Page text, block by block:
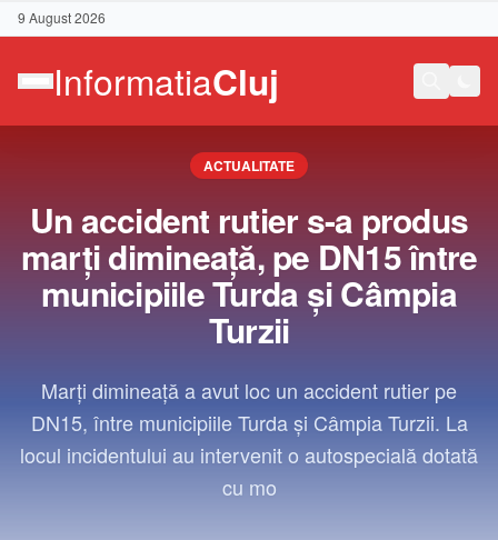
9 August 2026
Contact
ACTUALITATE
Un accident rutier s-a produs
marți dimineață, pe DN15 între
municipiile Turda și Câmpia
Turzii
Marți dimineață a avut loc un accident rutier pe
DN15, între municipiile Turda și Câmpia Turzii. La
locul incidentului au intervenit o autospecială dotată
cu mo